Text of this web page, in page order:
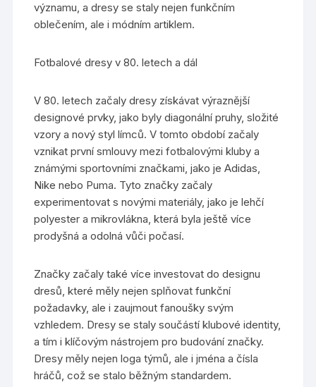
významu, a dresy se staly nejen funkčním
oblečením, ale i módním artiklem.
Fotbalové dresy v 80. letech a dál
V 80. letech začaly dresy získávat výraznější
designové prvky, jako byly diagonální pruhy, složité
vzory a nový styl límců. V tomto období začaly
vznikat první smlouvy mezi fotbalovými kluby a
známými sportovními značkami, jako je Adidas,
Nike nebo Puma. Tyto značky začaly
experimentovat s novými materiály, jako je lehčí
polyester a mikrovlákna, která byla ještě více
prodyšná a odolná vůči počasí.
Značky začaly také více investovat do designu
dresů, které měly nejen splňovat funkční
požadavky, ale i zaujmout fanoušky svým
vzhledem. Dresy se staly součástí klubové identity,
a tím i klíčovým nástrojem pro budování značky.
Dresy měly nejen loga týmů, ale i jména a čísla
hráčů, což se stalo běžným standardem.